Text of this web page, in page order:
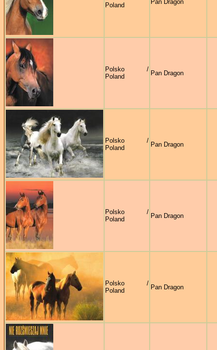
Poland
Pan Dragon
Polsko /
Poland
Pan Dragon
Polsko /
Poland
Pan Dragon
Polsko /
Poland
Pan Dragon
Polsko /
Poland
Pan Dragon